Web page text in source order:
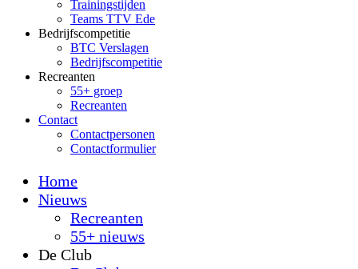
Trainingstijden
Teams TTV Ede
Bedrijfscompetitie
BTC Verslagen
Bedrijfscompetitie
Recreanten
55+ groep
Recreanten
Contact
Contactpersonen
Contactformulier
Home
Nieuws
Recreanten
55+ nieuws
De Club